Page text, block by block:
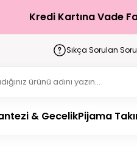
Kredi Kartına Vade
Sıkça Sorulan
& GecelikPijama